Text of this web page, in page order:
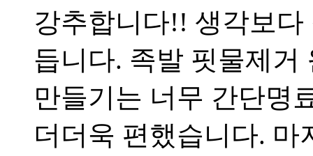
강추합니다!! 생각보
듭니다. 족발 핏물제거
만들기는 너무 간단명
더더욱 편했습니다.